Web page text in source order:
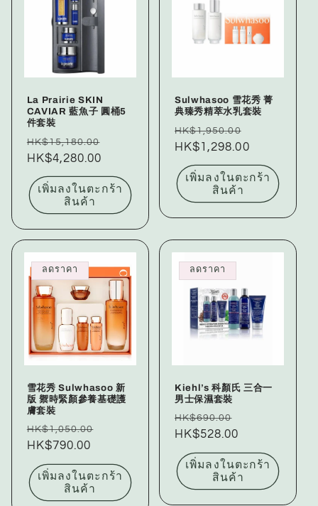
La Prairie SKIN
CAVIAR 藍魚子 圓桶5
件套裝
ราคา
ปกติ
HK$15,180.00
HK$4,280.00
เพิ่มลงในตะกร้า
สินค้า
Sulwhasoo 雪花秀 菁
典臻秀精萃水乳套裝
ราคา
ปกติ
HK$1,950.00
โปรโมชัน
HK$1,298.00
เพิ่มลงในตะกร้า
สินค้า
ลดราคา
雪花秀 Sulwhasoo 新
版 禦時緊顏參養基礎護
膚套裝
ราคา
ปกติ
HK$1,050.00
HK$790.00
เพิ่มลงในตะกร้า
สินค้า
ลดราคา
Kiehl’s 科顏氏 三合一
男士保濕套裝
ราคา
ปกติ
HK$690.00
HK$528.00
เพิ่มลงในตะกร้า
สินค้า